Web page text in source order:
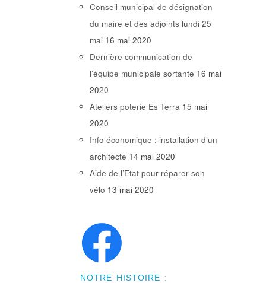
Conseil municipal de désignation
du maire et des adjoints lundi 25
mai 16 mai 2020
Dernière communication de
l’équipe municipale sortante 16 mai
2020
Ateliers poterie Es Terra 15 mai
2020
Info économique : installation d’un
architecte 14 mai 2020
Aide de l’Etat pour réparer son
vélo 13 mai 2020
NOTRE HISTOIRE :